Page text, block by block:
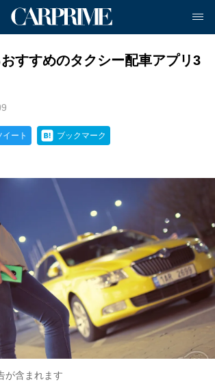
すすめのタクシー配車アプリ3
イート ブックマーク
が含まれます